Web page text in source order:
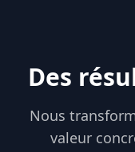
Des
Nous
valeur